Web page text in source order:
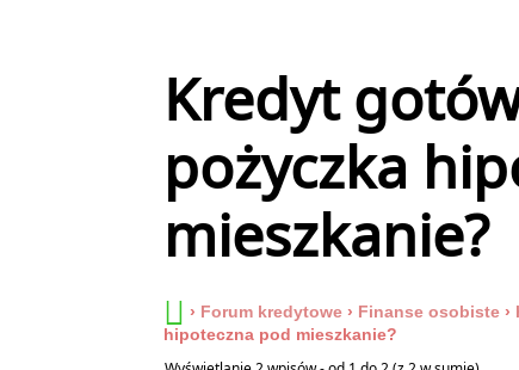
Kredyt
pożyczka
mieszkanie?
› Forum kredytowe › Finanse osobiste ›
hipoteczna pod mieszkanie?